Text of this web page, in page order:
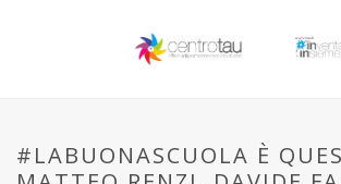
#LABUONASCUOLA È